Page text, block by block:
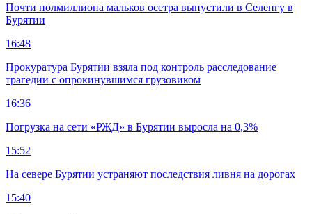
Почти полмиллиона мальков осетра выпустили в Селенгу в
Бурятии
16:48
Прокуратура Бурятии взяла под контроль расследование
трагедии с опрокинувшимся грузовиком
16:36
Погрузка на сети «РЖД» в Бурятии выросла на 0,3%
15:52
На севере Бурятии устраняют последствия ливня на дорогах
15:40